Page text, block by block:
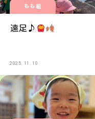
もも組
遠足♪
2025.11.10